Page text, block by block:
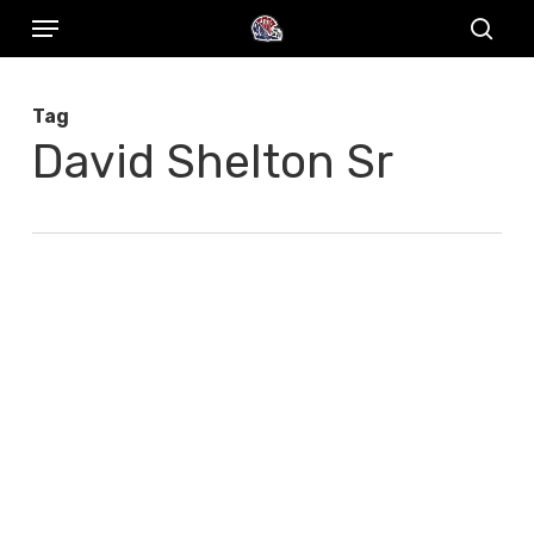
Skip
content
Menu
Tag
David Shelton Sr